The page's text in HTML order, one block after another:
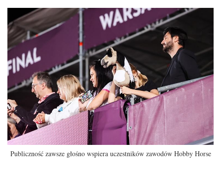
Publiczność zawsze głośno wspiera uczestników zawodów Hobby Horse